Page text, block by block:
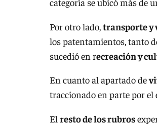
Por otro lado, transporte y
los patentamientos, tanto
sucedió en recreación y
En cuanto al apartado de
traccionado en parte por
El resto de los rubros